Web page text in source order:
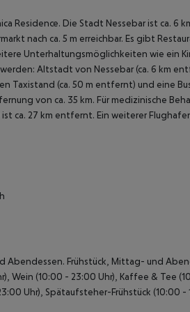
Residence. Die Stadt Nessebar ist ca. 6
nach ca. 5 m erreichbar. Es gibt
Unterhaltungsmöglichkeiten wie ein
Altstadt von Nessebar (ca. 6 km
Taxistand (ca. 50 m entfernt) und eine
von ca. 35 km. Für medizinische
ca. 27 km entfernt. Ein weiterer
Abendessen. Frühstück, Mittag- und
Wein (10:00 - 23:00 Uhr), Kaffee & Tee
Uhr), Spätaufsteher-Frühstück (10:00 -